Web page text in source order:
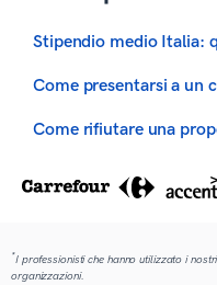
Stipendio medio Italia:
Come presentarsi a un
Come rifiutare una
*I professionisti che hanno utilizzato i
organizzazioni.